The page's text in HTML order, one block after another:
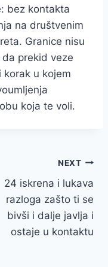
bez kontakta
na društvenim
Granice nisu
prekid veze
korak u kojem
koja te voli.
NEXT
24 iskrena i lukava
razloga zašto ti se
bivši i dalje javlja i
ostaje u kontaktu